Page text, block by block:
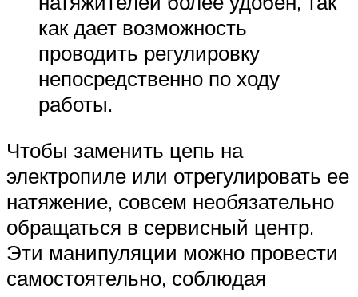
как дает возможность
проводить регулировку
непосредственно по ходу
работы.
Чтобы заменить цепь на
электропиле или отрегулировать ее
натяжение, совсем необязательно
обращаться в сервисный центр.
Эти манипуляции можно провести
самостоятельно, соблюдая